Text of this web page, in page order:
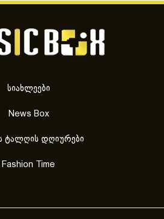
სიახლეები
News Box
ტალღის დღიურები
Fashion Time